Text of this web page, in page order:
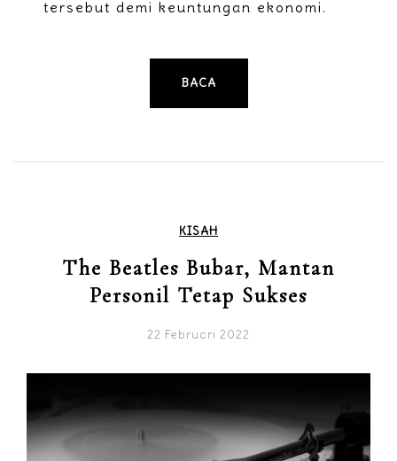
tersebut demi keuntungan ekonomi.
BACA
KISAH
The Beatles Bubar, Mantan
Personil Tetap Sukses
22 Februari 2022